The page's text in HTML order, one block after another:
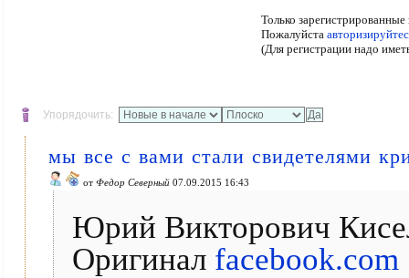
Только
Пожалуйста
(Для регистрации надо
Упорядочить:
мы все с вами стали свидетелями
от Федор Северный 07.09.2015 16:43
Юрий Викторович
Оригинал facebook.com